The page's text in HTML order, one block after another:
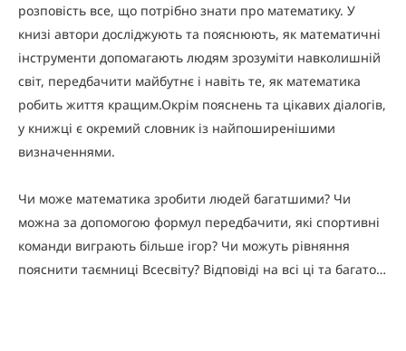
розповість все, що потрібно знати про математику. У
книзі автори досліджують та пояснюють, як математичні
інструменти допомагають людям зрозуміти навколишній
світ, передбачити майбутнє і навіть те, як математика
робить життя кращим.Окрім пояснень та цікавих діалогів,
у книжці є окремий словник із найпоширенішими
визначеннями.
Чи може математика зробити людей багатшими? Чи
можна за допомогою формул передбачити, які спортивні
команди виграють більше ігор? Чи можуть рівняння
пояснити таємниці Всесвіту? Відповіді на всі ці та багато…